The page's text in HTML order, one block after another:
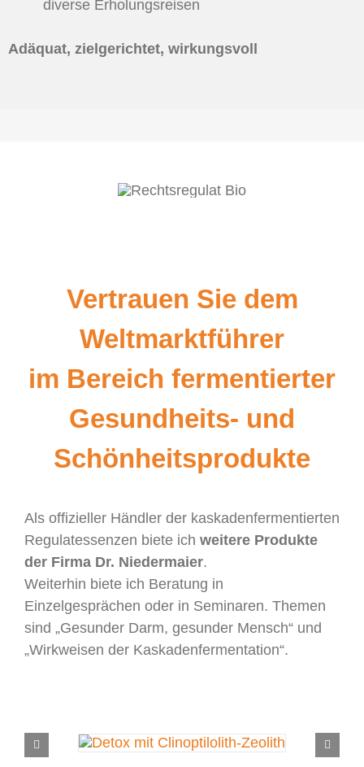
diverse Erholungsreisen
Adäquat, zielgerichtet, wirkungsvoll
Vertrauen Sie dem
Weltmarktführer
im Bereich fermentierter
Gesundheits- und
Schönheitsprodukte
Als offizieller Händler der kaskadenfermentierten
Regulatessenzen biete ich weitere Produkte
der Firma Dr. Niedermaier.
Weiterhin biete ich Beratung in
Einzelgesprächen oder in Seminaren. Themen
sind „Gesunder Darm, gesunder Mensch“ und
„Wirkweisen der Kaskadenfermentation“.